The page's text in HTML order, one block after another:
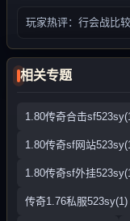
玩家热评：行会战比
相关专题
1.80传奇合击
1.80传奇sf网站
1.80传奇sf外挂
传奇1.76私服523sy(1)